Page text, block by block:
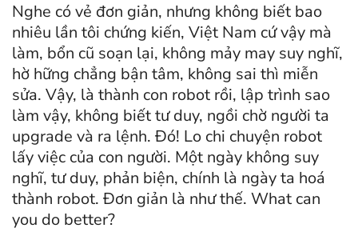
Nghe có vẻ đơn giản, nhưng không biết bao
nhiêu lần tôi chứng kiến, Việt Nam cứ vậy mà
làm, bổn cũ soạn lại, không mảy may suy nghĩ,
hờ hững chẳng bận tâm, không sai thì miễn
sửa. Vậy, là thành con robot rồi, lập trình sao
làm vậy, không biết tư duy, ngồi chờ người ta
upgrade và ra lệnh. Đó! Lo chi chuyện robot
lấy việc của con người. Một ngày không suy
nghĩ, tư duy, phản biện, chính là ngày ta hoá
thành robot. Đơn giản là như thế. What can
you do better?